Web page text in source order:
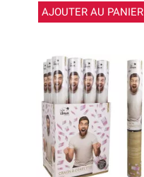
AJOUTER AU PANIER